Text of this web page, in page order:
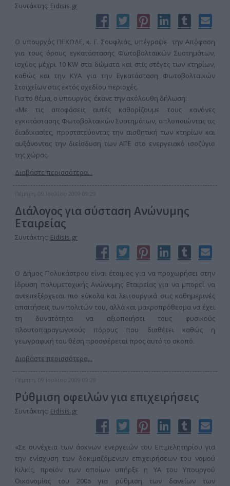
Συντάκτης: Eidisis.gr
Ο υπουργός ΠΕΧΩΔΕ, κ. Γ. Σουφλιάς, υπέγραψε την Απόφαση
για τους όρους εγκατάστασης Φωτοβολταϊκών Συστημάτων,
ισχύος μέχρι 10 KW στα δώματα και στις στέγες των κτηρίων,
καθώς και την ΚΥΑ για την Εγκατάσταση Φωτοβολταϊκών
Στοιχείων στις εκτός σχεδίου περιοχές.
Για το θέμα, ο υπουργός έκανε την ακόλουθη δήλωση:
«Με τις αποφάσεις αυτές καθορίζουμε τους κανόνες
εγκατάστασης Φωτοβολταϊκών Συστημάτων, απλοποιώντας τις
διαδικασίες, προστατεύοντας την αισθητική των κτηρίων και
αυξάνοντας την διείσδυση των ΑΠΕ στο ενεργειακό ισοζύγιο
της χώρας.
Διαβάστε περισσότερα...
Πέμπτη, 09 Ιουλίου 2009 09:29
Διάλογος για σύσταση Ανώνυμης
Εταιρείας
Συντάκτης: Eidisis.gr
Ο Δήμος Πολυκάστρου είναι έτοιμος για να προχωρήσει στην
ίδρυση πολυμετοχικής Ανώνυμης Εταιρείας για να μπορεί να
αντεπεξέρχεται πιο εύκολα και λειτουργικά στις καθημερινές
απαιτήσεις των πολιτών του, αλλά και μακροπρόθεσμα να έχει
τη δυνατότητα να αξιοποιήσει τους φυσικούς
πλουτοπαραγωγικούς πόρους που διαθέτει καθώς η
γεωγραφική του θέση προσφέρεται προς αυτό το σκοπό.
Διαβάστε περισσότερα...
Πέμπτη, 09 Ιουλίου 2009 09:28
Ρύθμιση οφειλών για επιχειρήσεις
Συντάκτης: Eidisis.gr
«Σε συνέχεια των άοκνων ενεργειών του Επιμελητηρίου για
την ενίσχυση των δοκιμαζόμενων επιχειρήσεων του νομού
Κιλκίς, προϊόν των οποίων υπήρξε η ΥΑ του Υπουργού
Οικονομίας του 2006 για ρύθμιση των δανείων των